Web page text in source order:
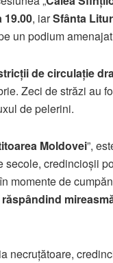
, iarSfânta
un podium
de circulație
Zeci de străzi au
de pelerini.
Moldovei”,
credincioșii
momente de
necruțătoare,